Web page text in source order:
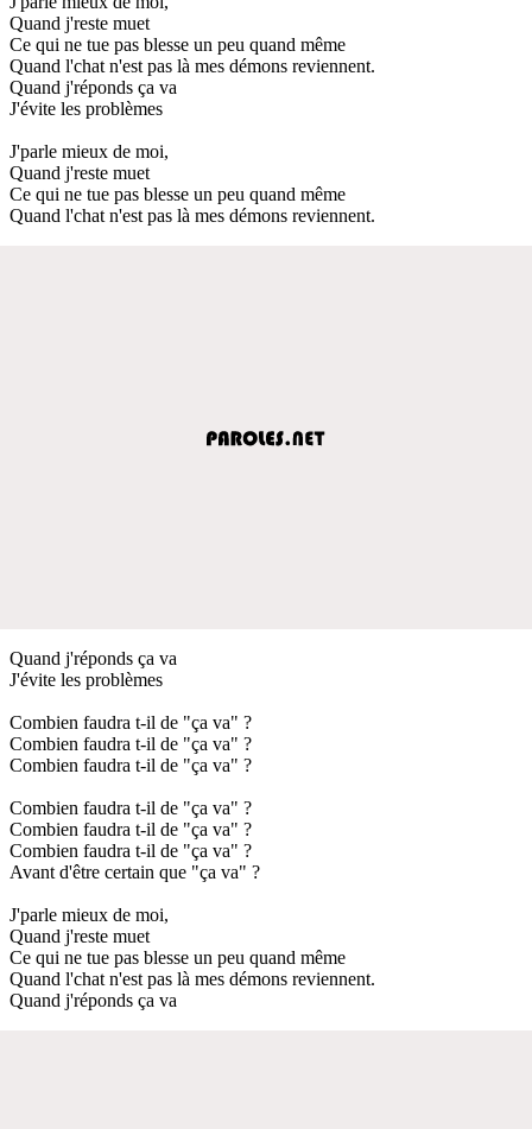
Quand j'reste muet
Ce qui ne tue pas blesse un peu quand même
Quand l'chat n'est pas là mes démons reviennent.
Quand j'réponds ça va
J'évite les problèmes
J'parle mieux de moi,
Quand j'reste muet
Ce qui ne tue pas blesse un peu quand même
Quand l'chat n'est pas là mes démons reviennent.
Quand j'réponds ça va
J'évite les problèmes
Combien faudra t-il de "ça va" ?
Combien faudra t-il de "ça va" ?
Combien faudra t-il de "ça va" ?
Combien faudra t-il de "ça va" ?
Combien faudra t-il de "ça va" ?
Combien faudra t-il de "ça va" ?
Avant d'être certain que "ça va" ?
J'parle mieux de moi,
Quand j'reste muet
Ce qui ne tue pas blesse un peu quand même
Quand l'chat n'est pas là mes démons reviennent.
Quand j'réponds ça va